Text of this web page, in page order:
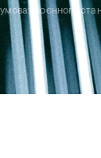
воєнного